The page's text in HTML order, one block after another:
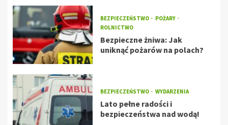
BEZPIECZEŃSTWO
POŻARY
ROLNICTWO
Bezpieczne żniwa: Jak
uniknąć pożarów na polach?
BEZPIECZEŃSTWO WYDARZENIA
Lato pełne radości i
bezpieczeństwa nad wodą!